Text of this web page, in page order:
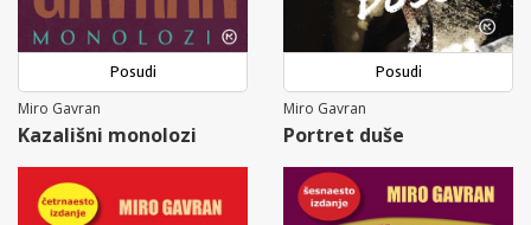
Posudi
Miro Gavran
Kazališni monolozi
Posudi
Miro Gavran
Portret duše